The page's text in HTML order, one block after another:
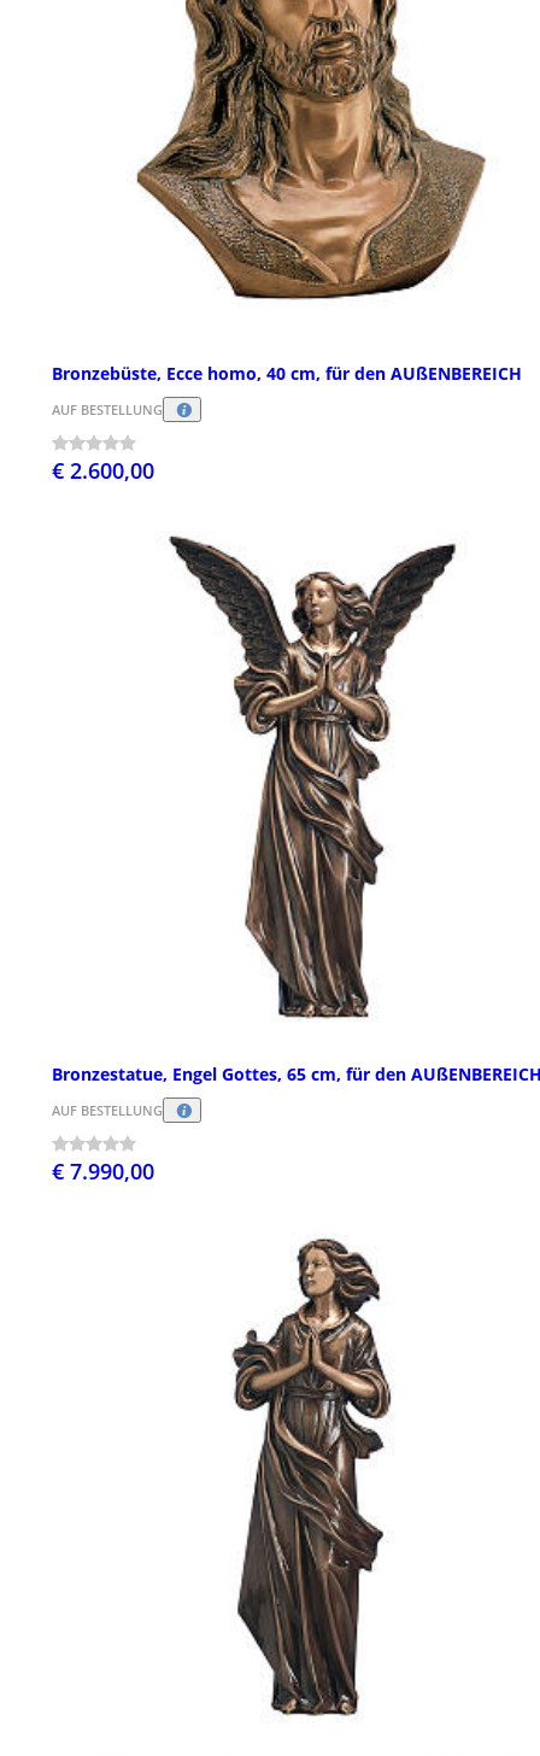
Bronzebüste, Ecce homo, 40 cm, für den AUßENBEREICH
AUF BESTELLUNG
€ 2.600,00
Bronzestatue, Engel Gottes, 65 cm, für den
AUF BESTELLUNG
€ 7.990,00